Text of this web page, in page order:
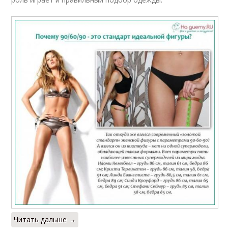
Читать дальше →